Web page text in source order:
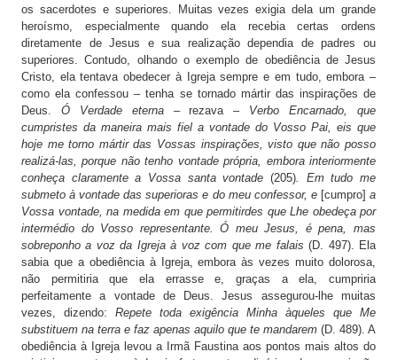
os sacerdotes e superiores. Muitas vezes exigia dela um grande
heroísmo, especialmente quando ela recebia certas ordens
diretamente de Jesus e sua realização dependia de padres ou
superiores. Contudo, olhando o exemplo de obediência de Jesus
Cristo, ela tentava obedecer à Igreja sempre e em tudo, embora –
como ela confessou – tenha se tornado mártir das inspirações de
Deus. Ó Verdade eterna – rezava – Verbo Encarnado, que
cumpristes da maneira mais fiel a vontade do Vosso Pai, eis que
hoje me torno mártir das Vossas inspirações, visto que não posso
realizá-las, porque não tenho vontade própria, embora interiormente
conheça claramente a Vossa santa vontade (205) . Em tudo me
submeto à vontade das superioras e do meu confessor, e [cumpro]a
Vossa vontade, na medida em que permitirdes que Lhe obedeça por
intermédio do Vosso representante. Ó meu Jesus, é pena, mas
sobreponho a voz da Igreja à voz com que me falais(D. 497). Ela
sabia que a obediência à Igreja, embora às vezes muito dolorosa,
não permitiria que ela errasse e, graças a ela, cumpriria
perfeitamente a vontade de Deus. Jesus assegurou-lhe muitas
vezes, dizendo: Repete toda exigência Minha àqueles que Me
substituem na terra e faz apenas aquilo que te mandarem (D. 489). A
obediência à Igreja levou a Irmã Faustina aos pontos mais altos do